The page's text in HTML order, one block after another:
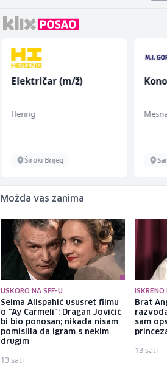
Električar (m/ž)
Hering
Široki Brijeg
Možda vas zanima
USKORO NA SFF-U
Selma Alispahić ususret filmu
o "Ay Carmeli": Dragan Jovičić
bi bio ponosan; nikada nisam
pomislila da igram s nekim
drugim
13 sati
Brat
sam
13 sati